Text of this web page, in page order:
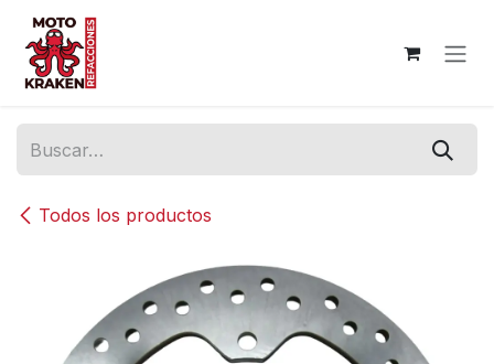
Ir al contenido
Todos los productos